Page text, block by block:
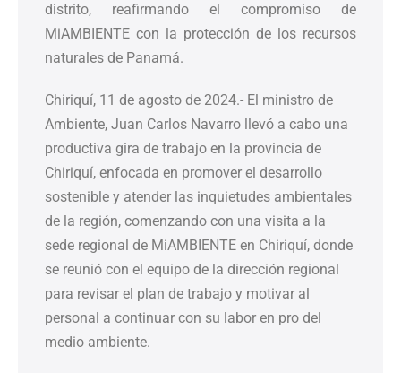
distrito, reafirmando el compromiso de
MiAMBIENTE con la protección de los recursos
naturales de Panamá.
Chiriquí, 11 de agosto de 2024.- El ministro de
Ambiente, Juan Carlos Navarro llevó a cabo una
productiva gira de trabajo en la provincia de
Chiriquí, enfocada en promover el desarrollo
sostenible y atender las inquietudes ambientales
de la región, comenzando con una visita a la
sede regional de MiAMBIENTE en Chiriquí, donde
se reunió con el equipo de la dirección regional
para revisar el plan de trabajo y motivar al
personal a continuar con su labor en pro del
medio ambiente.